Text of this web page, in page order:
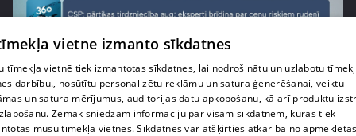
Pārtiku pērkam vairāk, bet vai “zemo cenu grozs”
tiešām samazina kopējo čeku?
408. epizode
vietne izmanto sīkdatnes
tīmekļa vietnē tiek izmantotas sīkdatnes, lai nodrošinātu un uzlabotu
darbību., nosūtītu personalizētu reklāmu un satura ģenerēšanai, veiktu
un satura mērījumus, auditorijas datu apkopošanu, kā arī produktu
Zemāk sniedzam informāciju par visām sīkdatnēm, kuras tiek
mūsu tīmekļa vietnēs. Sīkdatnes var atšķirties atkarībā no